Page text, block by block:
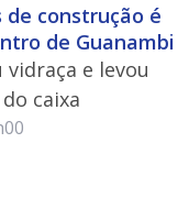
construção é
de Guanambi
e levou
caixa